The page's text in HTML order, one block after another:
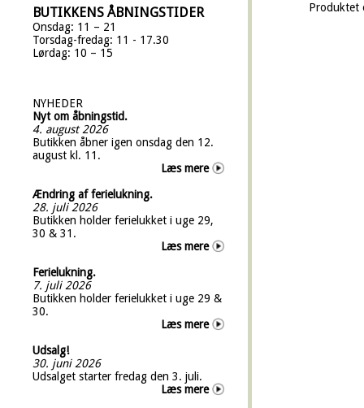
BUTIKKENS ÅBNINGSTIDER
Onsdag: 11 – 21
Torsdag-fredag: 11 - 17.30
Lørdag: 10 – 15
NYHEDER
Nyt om åbningstid.
4. august 2026
Butikken åbner igen onsdag den 12.
august kl. 11.
Læs mere
Ændring af ferielukning.
28. juli 2026
Butikken holder ferielukket i uge 29,
30 & 31.
Læs mere
Ferielukning.
7. juli 2026
Butikken holder ferielukket i uge 29 &
30.
Læs mere
Udsalg!
30. juni 2026
Udsalget starter fredag den 3. juli.
Læs mere
Produktet